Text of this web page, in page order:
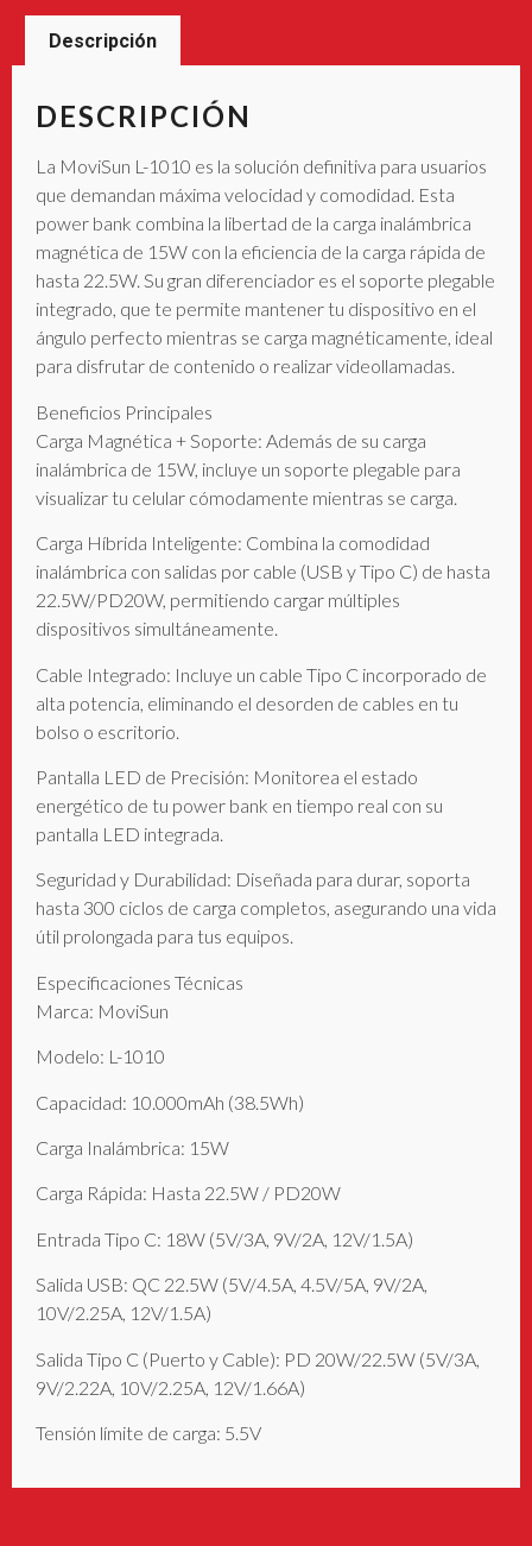
Descripción
DESCRIPCIÓN
La MoviSun L-1010 es la solución definitiva para usuarios
que demandan máxima velocidad y comodidad. Esta
power bank combina la libertad de la carga inalámbrica
magnética de 15W con la eficiencia de la carga rápida de
hasta 22.5W. Su gran diferenciador es el soporte plegable
integrado, que te permite mantener tu dispositivo en el
ángulo perfecto mientras se carga magnéticamente, ideal
para disfrutar de contenido o realizar videollamadas.
Beneficios Principales
Carga Magnética + Soporte: Además de su carga
inalámbrica de 15W, incluye un soporte plegable para
visualizar tu celular cómodamente mientras se carga.
Carga Híbrida Inteligente: Combina la comodidad
inalámbrica con salidas por cable (USB y Tipo C) de hasta
22.5W/PD20W, permitiendo cargar múltiples
dispositivos simultáneamente.
Cable Integrado: Incluye un cable Tipo C incorporado de
alta potencia, eliminando el desorden de cables en tu
bolso o escritorio.
Pantalla LED de Precisión: Monitorea el estado
energético de tu power bank en tiempo real con su
pantalla LED integrada.
Seguridad y Durabilidad: Diseñada para durar, soporta
hasta 300 ciclos de carga completos, asegurando una vida
útil prolongada para tus equipos.
Especificaciones Técnicas
Marca: MoviSun
Modelo: L-1010
Capacidad: 10.000mAh (38.5Wh)
Carga Inalámbrica: 15W
Carga Rápida: Hasta 22.5W / PD20W
Entrada Tipo C: 18W (5V/3A, 9V/2A, 12V/1.5A)
Salida USB: QC 22.5W (5V/4.5A, 4.5V/5A, 9V/2A,
10V/2.25A, 12V/1.5A)
Salida Tipo C (Puerto y Cable): PD 20W/22.5W (5V/3A,
9V/2.22A, 10V/2.25A, 12V/1.66A)
Tensión límite de carga: 5.5V